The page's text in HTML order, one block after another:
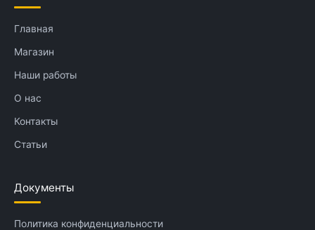
Главная
Магазин
Наши работы
О нас
Контакты
Статьи
Документы
Политика конфиденциальности